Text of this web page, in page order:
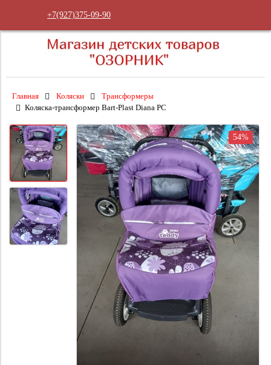
+7(927)375-09-90
Главная Коляски
Трансформеры
Коляска-трансформер Bart-Plast Diana PC
54%